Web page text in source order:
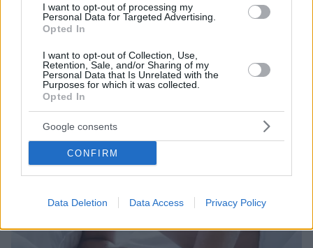
I want to opt-out of processing my
Personal Data for Targeted Advertising.
Opted In
I want to opt-out of Collection, Use,
Retention, Sale, and/or Sharing of my
Personal Data that Is Unrelated with the
Purposes for which it was collected.
Opted In
Google consents
CONFIRM
Data Deletion Data Access Privacy Policy